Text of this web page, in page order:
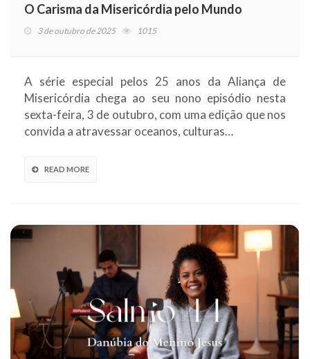
O Carisma da Misericórdia pelo Mundo
3 de outubro de 2025 1015
A série especial pelos 25 anos da Aliança de
Misericórdia chega ao seu nono episódio nesta
sexta-feira, 3 de outubro, com uma edição que nos
convida a atravessar oceanos, culturas…
READ MORE